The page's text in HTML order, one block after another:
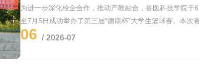
为进一步深化校企合作，推动产教融合，兽医科技学院于
至7月5日成功举办了第三届“德康杯”大学生篮球赛。本次
院与科尔沁右翼前旗德康农牧有限公司联合主办，旨在通
06 2026-07